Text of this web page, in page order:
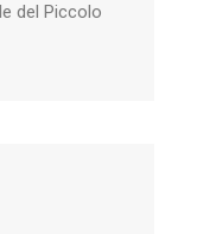
del Piccolo